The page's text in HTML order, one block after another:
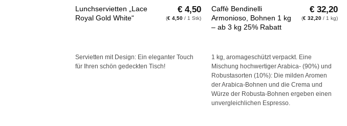
Lunchservietten „Lace
Royal Gold White“
€ 4,50
(€ 4,50 / 1 Stk)
Servietten mit Design: Ein eleganter Touch
für Ihren schön gedeckten Tisch!
Caffè Bendinelli
Armonioso, Bohnen 1 kg
– ab 3 kg 25% Rabatt
€32,20
(€32,20/ 1 kg)
1 kg, aromageschützt verpackt. Eine
Mischung hochwertiger Arabica- (90%) und
Robustasorten (10%): Die milden Aromen
der Arabica-Bohnen und die Crema und
Würze der Robusta-Bohnen ergeben einen
unvergleichlichen Espresso.